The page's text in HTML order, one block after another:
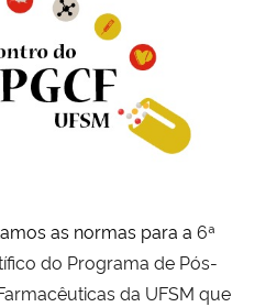
as normas para a 6ª
do Programa de Pós-
da UFSM que